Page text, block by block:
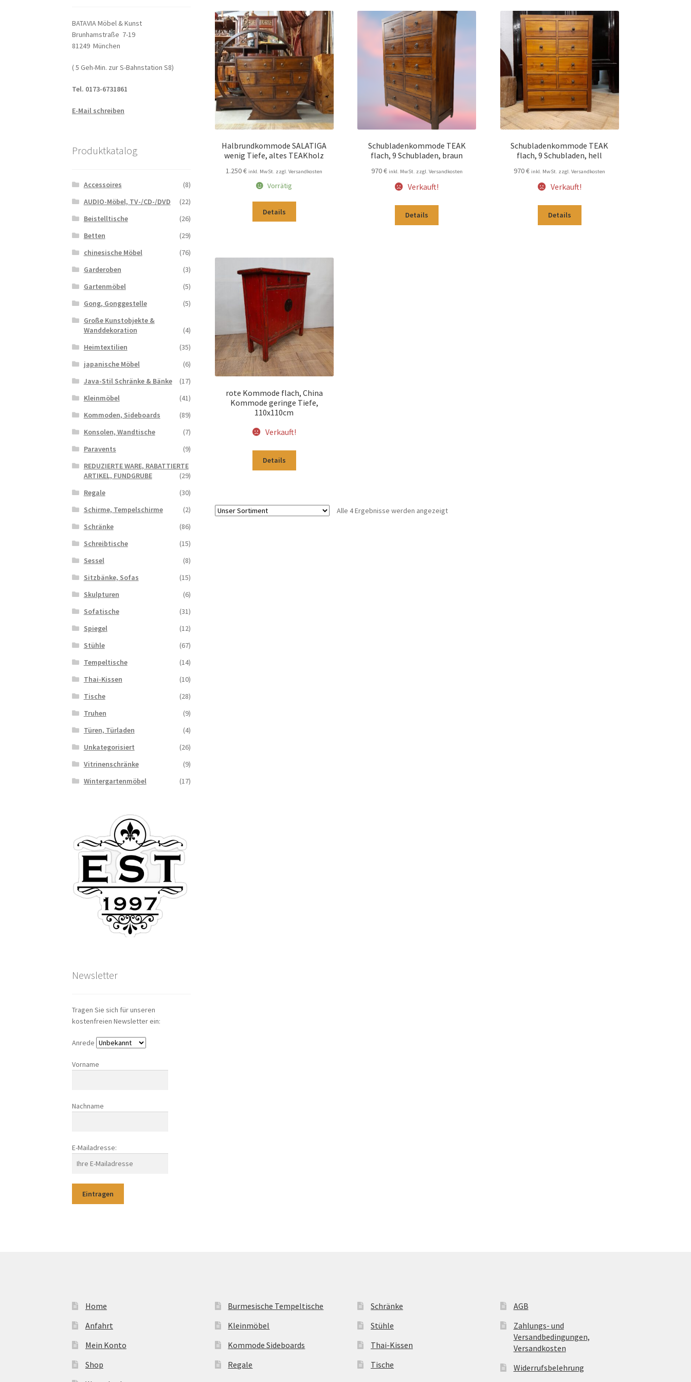
Halbrundkommode SALATIGA
wenig Tiefe, altes TEAKholz
1.250€ inkl. MwSt. zzgl. Versandkosten
Vorrätig
Details
Schubladenkommode TEAK
flach, 9 Schubladen, braun
970€ inkl. MwSt. zzgl. Versandkosten
Verkauft!
Details
Schubladenkommode TEAK
flach, 9 Schubladen, hell
970€ inkl. MwSt. zzgl. Versandkosten
Verkauft!
Details
rote Kommode flach, China
Kommode geringe Tiefe,
110x110cm
Verkauft!
Details
Alle 4 Ergebnisse werden angezeigt
BATAVIA Möbel & Kunst
Brunhamstraße 7-19
81249 München
( 5 Geh-Min. zur S-Bahnstation S8)
Tel. 0173-6731861
E-Mail schreiben
Produktkatalog
Accessoires
(8)
AUDIO-Möbel, TV-/CD-/DVD
(22)
Beistelltische
(26)
Betten
(29)
chinesische Möbel
(76)
Garderoben
(3)
Gartenmöbel
(5)
Gong, Gonggestelle
(5)
Große Kunstobjekte &
Wanddekoration
(4)
Heimtextilien
(35)
japanische Möbel
(6)
Java-Stil Schränke & Bänke
(17)
Kleinmöbel
(41)
Kommoden, Sideboards
(89)
Konsolen, Wandtische
(7)
Paravents
(9)
REDUZIERTE WARE, RABATTIERTE
ARTIKEL, FUNDGRUBE
(29)
Regale
(30)
Schirme, Tempelschirme
(2)
Schränke
(86)
Schreibtische
(15)
Sessel
(8)
Sitzbänke, Sofas
(15)
Skulpturen
(6)
Sofatische
(31)
Spiegel
(12)
Stühle
(67)
Tempeltische
(14)
Thai-Kissen
(10)
Tische
(28)
Truhen
(9)
Türen, Türladen
(4)
Unkategorisiert
(26)
Vitrinenschränke
(9)
Wintergartenmöbel
(17)
Newsletter
Tragen Sie sich für unseren
kostenfreien Newsletter ein:
Anrede
Vorname
Nachname
E-Mailadresse:
Home
Anfahrt
Mein Konto
Shop
Burmesische Tempeltische
Kleinmöbel
Kommode Sideboards
Regale
Schränke
Stühle
Thai-Kissen
Tische
AGB
Zahlungs- und
Versandbedingungen,
Versandkosten
Widerrufsbelehrung